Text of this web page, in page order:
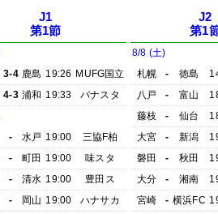
J1
第1節
3-4 鹿島 19:26 MUFG国立
4-3 浦和 19:33
パナスタ
- 水戸 19:00
三協F柏
- 町田 19:00
味スタ
- 清水 19:00
豊田ス
- 岡山 19:00
ハナサカ
J2
第1
8/8 (土)
札幌
- 徳島
八戸
- 富山
藤枝
- 仙台
大宮
- 新潟
磐田
- 秋田
大分
- 湘南
宮崎
- 横浜FC